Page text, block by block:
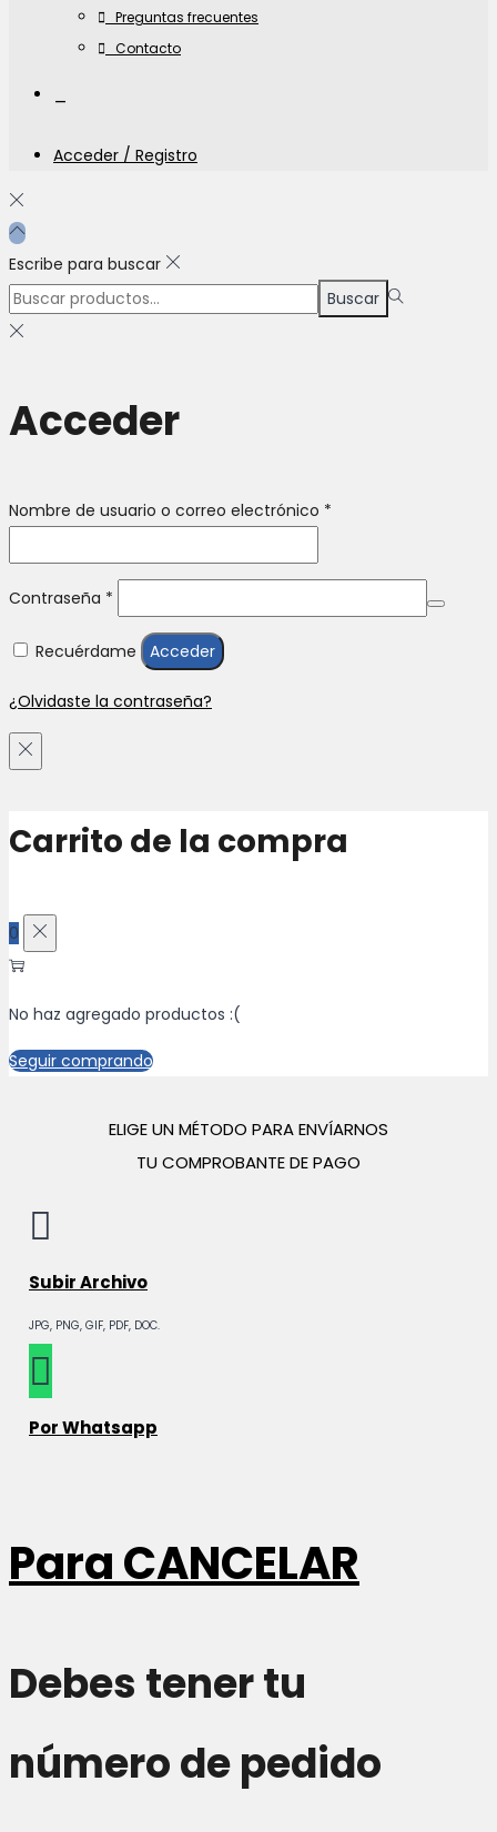
Preguntas frecuentes
Contacto
Acceder / Registro
Escribe para buscar
Búsqueda
para:>
Buscar
Acceder
Nombre de usuario o correo electrónico *
Contraseña *
Recuérdame Acceder
¿Olvidaste la contraseña?
Carrito de la compra
0
No haz agregado productos :(
Seguir comprando
ELIGE UN MÉTODO PARA ENVÍARNOS
TU COMPROBANTE DE PAGO
Subir Archivo
JPG, PNG, GIF, PDF, DOC.
Por Whatsapp
ParaCANCELAR
Debes tener tu
número de pedido